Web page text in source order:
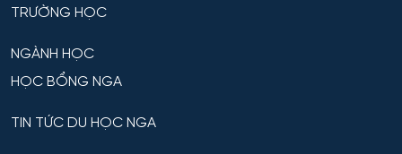
TRƯỜNG HỌC
NGÀNH HỌC
HỌC BỔNG NGA
TIN TỨC DU HỌC NGA